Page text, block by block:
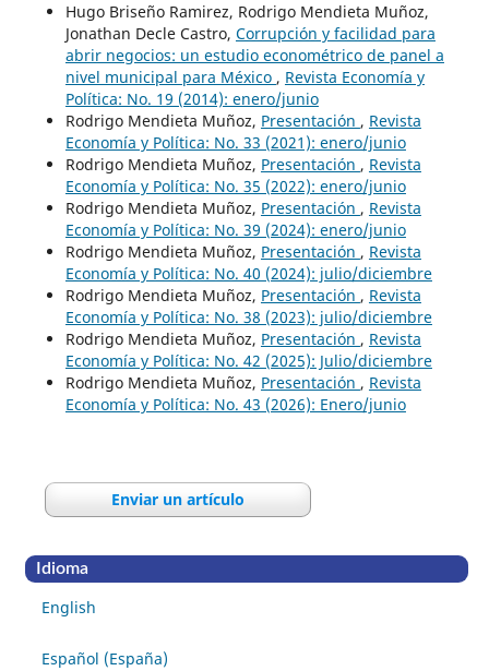
Hugo Briseño Ramirez, Rodrigo Mendieta Muñoz,
Jonathan Decle Castro, Corrupción y facilidad para
abrir negocios: un estudio econométrico de panel a
nivel municipal para México , Revista Economía y
Política: No. 19 (2014): enero/junio
Rodrigo Mendieta Muñoz, Presentación , Revista
Economía y Política: No. 33 (2021): enero/junio
Rodrigo Mendieta Muñoz, Presentación , Revista
Economía y Política: No. 35 (2022): enero/junio
Rodrigo Mendieta Muñoz, Presentación , Revista
Economía y Política: No. 39 (2024): enero/junio
Rodrigo Mendieta Muñoz, Presentación , Revista
Economía y Política: No. 40 (2024): julio/diciembre
Rodrigo Mendieta Muñoz, Presentación , Revista
Economía y Política: No. 38 (2023): julio/diciembre
Rodrigo Mendieta Muñoz, Presentación , Revista
Economía y Política: No. 42 (2025): Julio/diciembre
Rodrigo Mendieta Muñoz, Presentación , Revista
Economía y Política: No. 43 (2026): Enero/junio
Enviar un artículo
Idioma
English
Español (España)